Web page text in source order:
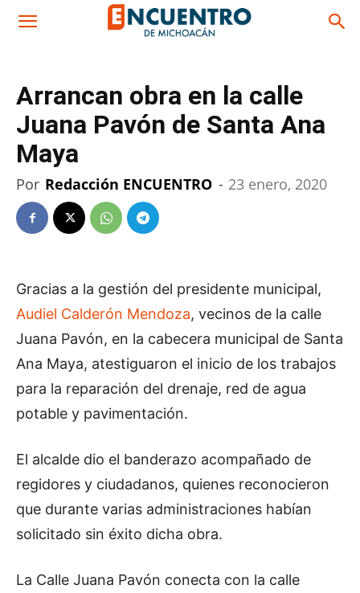
Arrancan obra en la calle
Juana Pavón de Santa Ana
Maya
Por Redacción ENCUENTRO - 23 enero, 2020
Gracias a la gestión del presidente municipal,
Audiel Calderón Mendoza, vecinos de la calle
Juana Pavón, en la cabecera municipal de Santa
Ana Maya, atestiguaron el inicio de los trabajos
para la reparación del drenaje, red de agua
potable y pavimentación.
El alcalde dio el banderazo acompañado de
regidores y ciudadanos, quienes reconocieron
que durante varias administraciones habían
solicitado sin éxito dicha obra.
La Calle Juana Pavón conecta con la calle